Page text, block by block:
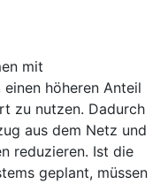
mit
höheren Anteil
zu nutzen. Dadurch
aus dem Netz und
reduzieren. Ist die
geplant, müssen